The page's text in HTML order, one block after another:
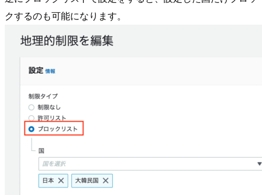
クするのも可能になります。